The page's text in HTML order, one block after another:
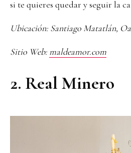
si te quieres quedar y seguir la
Ubicación: Santiago Matatlán,
Sitio Web: maldeamor.com
2. Real Minero